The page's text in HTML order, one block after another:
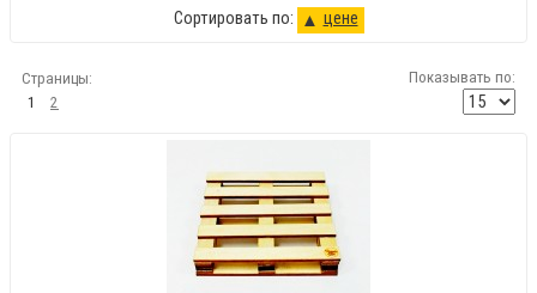
Сортировать по:
цене
Страницы:
1
2
Показывать по: